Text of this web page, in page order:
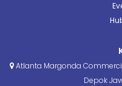
Atlanta Margonda
Depok